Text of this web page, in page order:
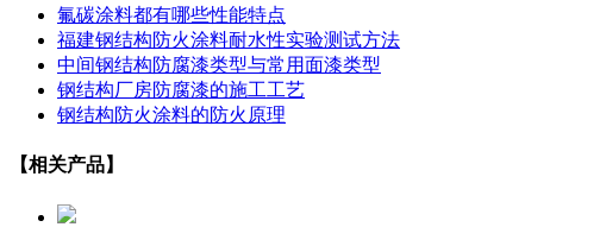
氟碳涂料都有哪些性能特点
福建钢结构防火涂料耐水性实验测试方法
中间钢结构防腐漆类型与常用面漆类型
钢结构厂房防腐漆的施工工艺
钢结构防火涂料的防火原理
【相关产品】